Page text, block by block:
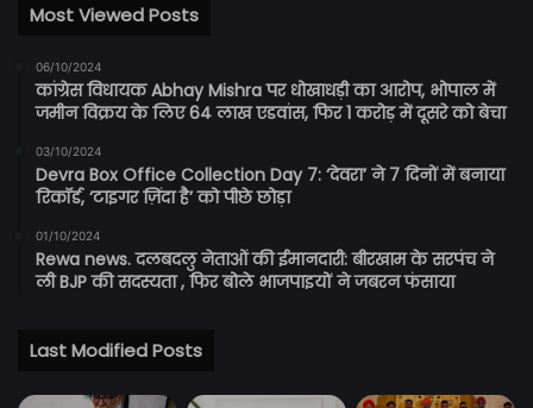
Most Viewed Posts
06/10/2024
कांग्रेस विधायक Abhay Mishra पर धोखाधड़ी का आरोप, भोपाल में
जमीन विक्रय के लिए 64 लाख एडवांस, फिर 1 करोड़ में दूसरे को बेचा
03/10/2024
Devra Box Office Collection Day 7: ‘देवरा’ ने 7 दिनों में बनाया
रिकॉर्ड, ‘टाइगर ज़िंदा है’ को पीछे छोड़ा
01/10/2024
Rewa news. दलबदलु नेताओं की ईमानदारी: बीरखाम के सरपंच ने
ली BJP की सदस्यता , फिर बोले भाजपाइयों ने जबरन फंसाया
Last Modified Posts